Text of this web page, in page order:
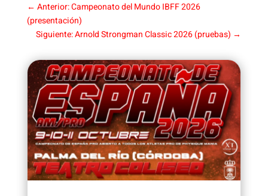
← Anterior: Campeonato del Mundo IBFF 2026
(presentación)
Siguiente: Arnold Strongman Classic 2026 (pruebas) →